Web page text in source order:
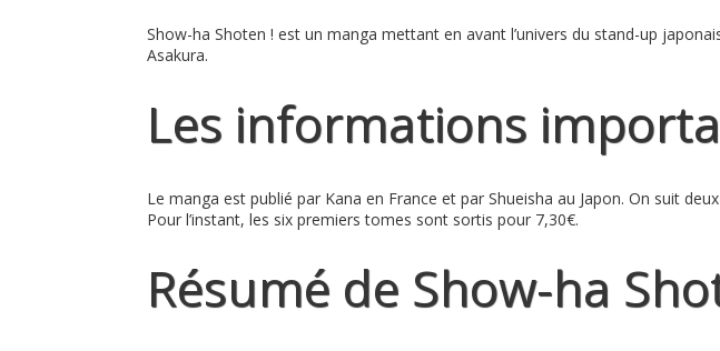
Show-ha Shoten ! est un manga mettant en avant l’univers du stand-up
Asakura.
Les informations
Le manga est publié par Kana en France et par Shueisha au Japon. On suit
Pour l’instant, les six premiers tomes sont sortis pour 7,30€.
Résumé de Show-ha